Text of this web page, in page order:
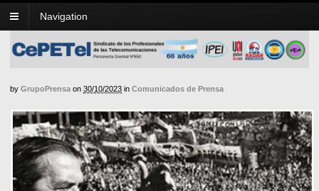
Navigation
by GrupoPrensa on 30/10/2023 in Comunicados de Prensa